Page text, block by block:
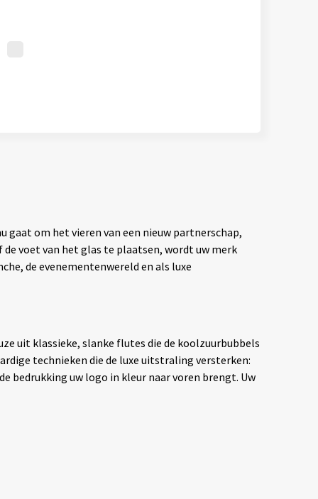
om het vieren van een nieuw partnerschap,
voet van het glas te plaatsen, wordt uw merk
de evenementenwereld en als luxe
uit klassieke, slanke flutes die de koolzuurbubbels
technieken die de luxe uitstraling versterken:
bedrukking uw logo in kleur naar voren brengt. Uw